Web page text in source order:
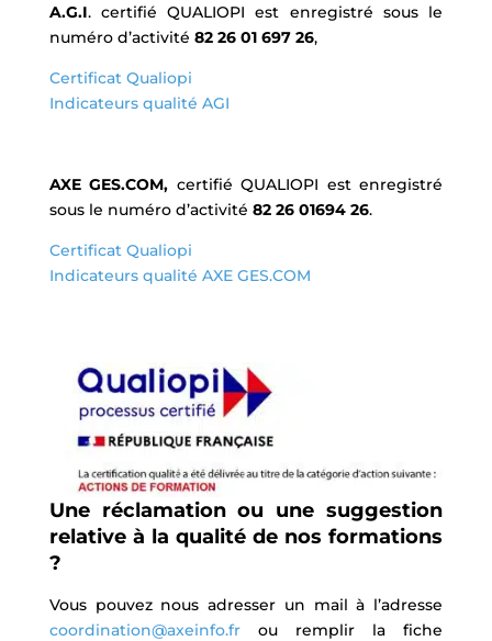
A.G.I. certifié QUALIOPI est enregistré sous le
numéro d’activité 82 26 01 697 26,
Certificat Qualiopi
Indicateurs qualité AGI
AXE GES.COM, certifié QUALIOPI est enregistré
sous le numéro d’activité 82 26 01694 26.
Certificat Qualiopi
Indicateurs qualité AXE GES.COM
Une réclamation ou une suggestion
relative à la qualité de nos formations
?
Vous pouvez nous adresser un mail à l’adresse
coordination@axeinfo.frou remplir la fiche